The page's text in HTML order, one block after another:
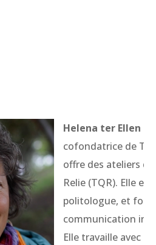
Helena ter Ellen
cofondatrice de
offre des ateliers
Relie (TQR). Elle
politologue, et
communication
Elle travaille avec